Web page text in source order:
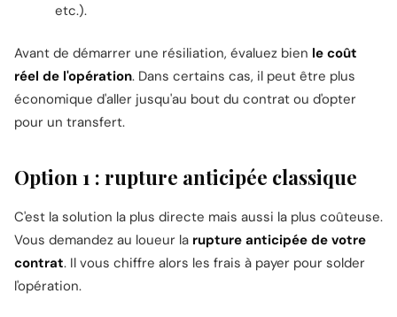
etc.).
Avant de démarrer une résiliation, évaluez bien le coût
réel de l'opération. Dans certains cas, il peut être plus
économique d'aller jusqu'au bout du contrat ou d'opter
pour un transfert.
Option 1 : rupture anticipée classique
C'est la solution la plus directe mais aussi la plus coûteuse.
Vous demandez au loueur la rupture anticipée de votre
contrat. Il vous chiffre alors les frais à payer pour solder
l'opération.